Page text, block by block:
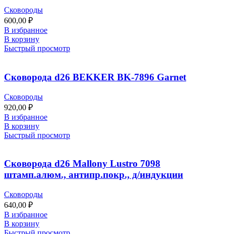
Сковороды
600,00 ₽
В избранное
В корзину
Быстрый просмотр
Сковорода d26 BEKKER BK-7896 Garnet
Сковороды
920,00 ₽
В избранное
В корзину
Быстрый просмотр
Сковорода d26 Mallony Lustro 7098
штамп.алюм., антипр.покр., д/индукции
Сковороды
640,00 ₽
В избранное
В корзину